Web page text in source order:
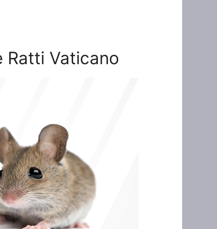
Ratti Vaticano